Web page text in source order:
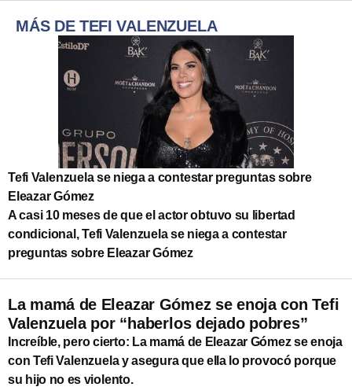
MÁS DE TEFI VALENZUELA
Tefi Valenzuela se niega a contestar preguntas sobre
Eleazar Gómez
A casi 10 meses de que el actor obtuvo su libertad
condicional, Tefi Valenzuela se niega a contestar
preguntas sobre Eleazar Gómez
La mamá de Eleazar Gómez se enoja con Tefi
Valenzuela por “haberlos dejado pobres”
Increíble, pero cierto: La mamá de Eleazar Gómez se enoja
con Tefi Valenzuela y asegura que ella lo provocó porque
su hijo no es violento.